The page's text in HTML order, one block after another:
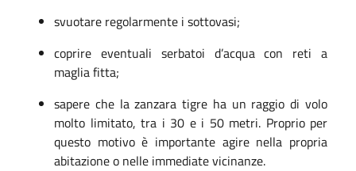
svuotare regolarmente i sottovasi;
coprire eventuali serbatoi d’acqua con reti a
maglia fitta;
sapere che la zanzara tigre ha un raggio di volo
molto limitato, tra i 30 e i 50 metri. Proprio per
questo motivo è importante agire nella propria
abitazione o nelle immediate vicinanze.